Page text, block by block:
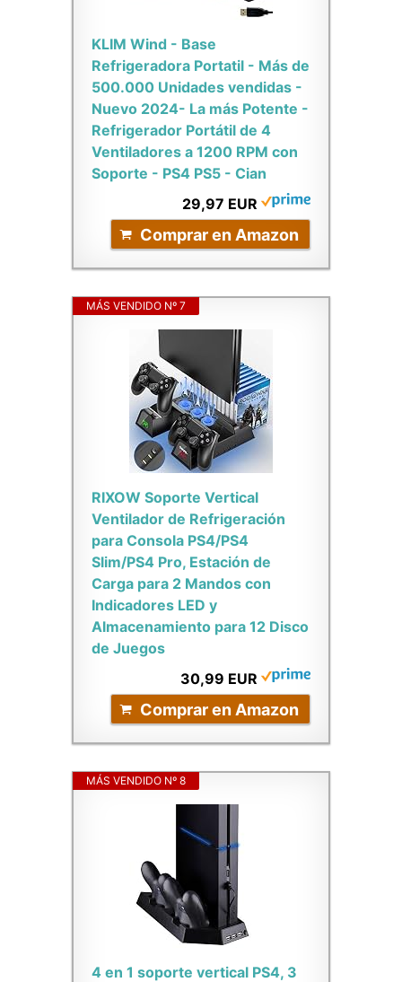
KLIM Wind - Base
Refrigeradora Portatil - Más de
500.000 Unidades vendidas -
Nuevo 2024- La más Potente -
Refrigerador Portátil de 4
Ventiladores a 1200 RPM con
Soporte - PS4 PS5 - Cian
29,97 EUR
Comprar en Amazon
MÁS VENDIDO Nº 7
RIXOW Soporte Vertical
Ventilador de Refrigeración
para Consola PS4/PS4
Slim/PS4 Pro, Estación de
Carga para 2 Mandos con
Indicadores LED y
Almacenamiento para 12 Disco
de Juegos
30,99 EUR
Comprar en Amazon
MÁS VENDIDO Nº 8
4 en 1 soporte vertical PS4, 3